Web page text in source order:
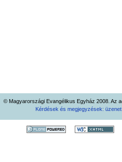
© Magyarországi Evangélikus Egyház 2008. Az
Kérdések és megjegyzések: